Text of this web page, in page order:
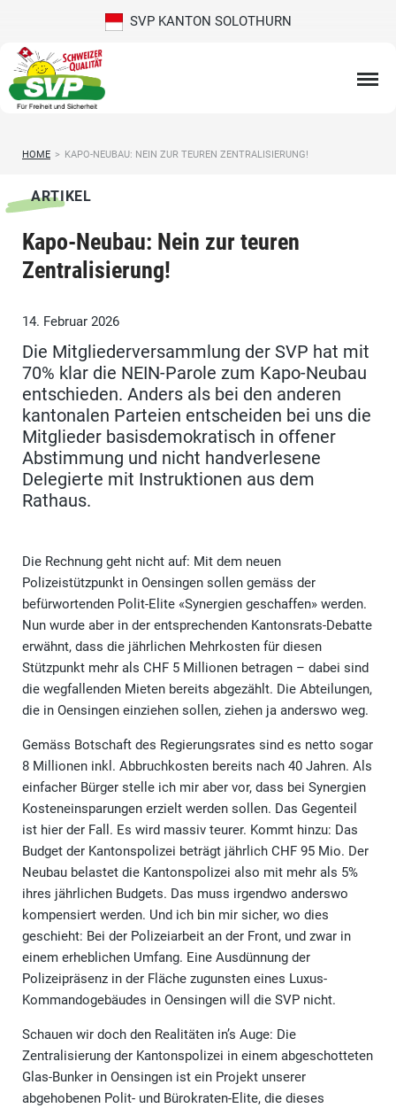
SVP KANTON SOLOTHURN
HOME > KAPO-NEUBAU: NEIN ZUR TEUREN ZENTRALISIERUNG!
ARTIKEL
Kapo-Neubau: Nein zur teuren
Zentralisierung!
14. Februar 2026
Die Mitgliederversammlung der SVP hat mit
70% klar die NEIN-Parole zum Kapo-Neubau
entschieden. Anders als bei den anderen
kantonalen Parteien entscheiden bei uns die
Mitglieder basisdemokratisch in offener
Abstimmung und nicht handverlesene
Delegierte mit Instruktionen aus dem
Rathaus.
Die Rechnung geht nicht auf: Mit dem neuen
Polizeistützpunkt in Oensingen sollen gemäss der
befürwortenden Polit-Elite «Synergien geschaffen» werden.
Nun wurde aber in der entsprechenden Kantonsrats-Debatte
erwähnt, dass die jährlichen Mehrkosten für diesen
Stützpunkt mehr als CHF 5 Millionen betragen – dabei sind
die wegfallenden Mieten bereits abgezählt. Die Abteilungen,
die in Oensingen einziehen sollen, ziehen ja anderswo weg.
Gemäss Botschaft des Regierungsrates sind es netto sogar
8 Millionen inkl. Abbruchkosten bereits nach 40 Jahren. Als
einfacher Bürger stelle ich mir aber vor, dass bei Synergien
Kosteneinsparungen erzielt werden sollen. Das Gegenteil
ist hier der Fall. Es wird massiv teurer. Kommt hinzu: Das
Budget der Kantonspolizei beträgt jährlich CHF 95 Mio. Der
Neubau belastet die Kantonspolizei also mit mehr als 5%
ihres jährlichen Budgets. Das muss irgendwo anderswo
kompensiert werden. Und ich bin mir sicher, wo dies
geschieht: Bei der Polizeiarbeit an der Front, und zwar in
einem erheblichen Umfang. Eine Ausdünnung der
Polizeipräsenz in der Fläche zugunsten eines Luxus-
Kommandogebäudes in Oensingen will die SVP nicht.
Schauen wir doch den Realitäten in’s Auge: Die
Zentralisierung der Kantonspolizei in einem abgeschotteten
Glas-Bunker in Oensingen ist ein Projekt unserer
abgehobenen Polit- und Bürokraten-Elite, die dieses